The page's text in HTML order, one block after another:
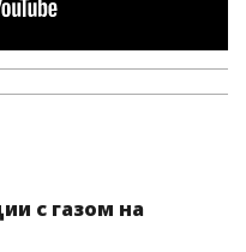
с газом на